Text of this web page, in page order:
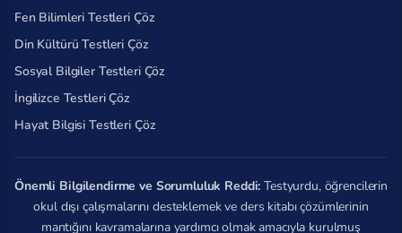
Fen Bilimleri Testleri Çöz
Din Kültürü Testleri Çöz
Sosyal Bilgiler Testleri Çöz
İngilizce Testleri Çöz
Hayat Bilgisi Testleri Çöz
Önemli Bilgilendirme ve Sorumluluk Reddi: Testyurdu, öğrencilerin
okul dışı çalışmalarını desteklemek ve ders kitabı çözümlerinin
mantığını kavramalarına yardımcı olmak amacıyla kurulmuş